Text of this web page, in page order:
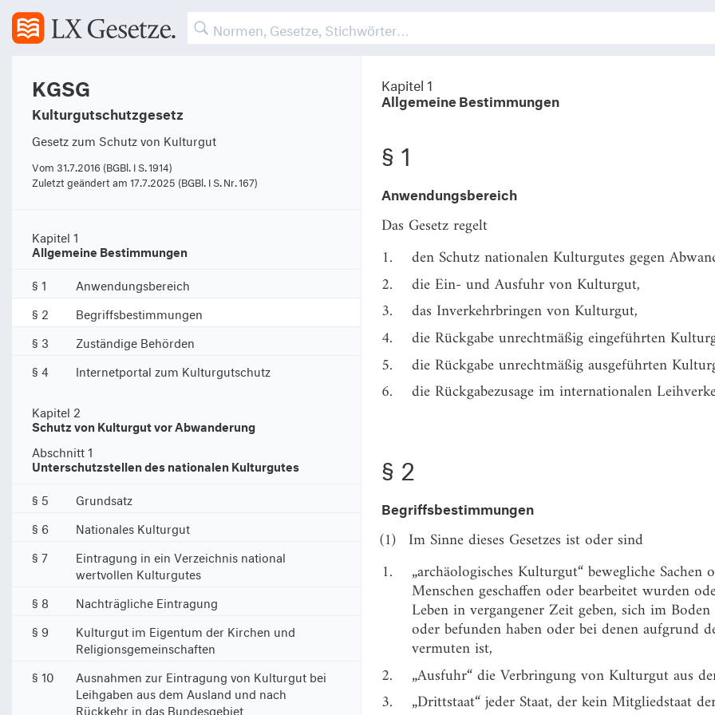
KGSG
Kulturgutschutzgesetz
Gesetz zum Schutz von Kulturgut
Vom 31.7.2016 (BGBl. I S. 1914)
Zuletzt geändert am 17.7.2025 (BGBl. I S. Nr. 167)
Kapitel 1
Allgemeine Bestimmungen
§ 1
Anwendungsbereich
§ 2
Begriffsbestimmungen
§ 3
Zuständige Behörden
§ 4
Internetportal zum Kulturgutschutz
Kapitel 2
Schutz von Kulturgut vor Abwanderung
Abschnitt 1
Unterschutzstellen des nationalen Kulturgutes
§ 5
Grundsatz
§ 6
Nationales Kulturgut
§ 7
Eintragung in ein Verzeichnis national
wertvollen Kulturgutes
§ 8
Nachträgliche Eintragung
§ 9
Kulturgut im Eigentum der Kirchen und
Religionsgemeinschaften
§ 10
Ausnahmen zur Eintragung von Kulturgut bei
Leihgaben aus dem Ausland und nach
Rückkehr in das Bundesgebiet
Kapitel 1
Allgemeine Bestimmungen
§ 1
Anwendungsbereich
Das Gesetz regelt
1.
den Schutz nationalen Kulturgutes gegen
2.
die Ein- und Ausfuhr von Kulturgut,
3.
das Inverkehrbringen von Kulturgut,
4.
die Rückgabe unrechtmäßig eingeführten
5.
die Rückgabe unrechtmäßig ausgeführten
6.
die Rückgabezusage im internationalen
§ 2
Begriffsbestimmungen
(1) Im Sinne dieses Gesetzes ist oder sind
1.
„archäologisches Kulturgut“ bewegliche Sachen
Menschen geschaffen oder bearbeitet wurden
Leben in vergangener Zeit geben, sich im
oder befunden haben oder bei denen aufgrund
vermuten ist,
2.
„Ausfuhr“ die Verbringung von Kulturgut aus
3.
„Drittstaat“ jeder Staat, der kein Mitgliedstaat